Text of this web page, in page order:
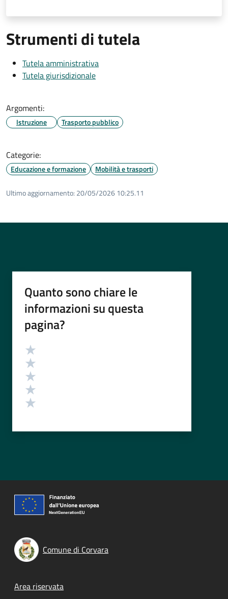
Strumenti di tutela
Tutela amministrativa
Tutela giurisdizionale
Argomenti:
Istruzione Trasporto pubblico
Categorie:
Educazione e formazione Mobilità e trasporti
Ultimo aggiornamento: 20/05/2026 10:25.11
Quanto sono chiare le
informazioni su questa
pagina?
Valutazione
Comune di Corvara
Footer menu
Area riservata